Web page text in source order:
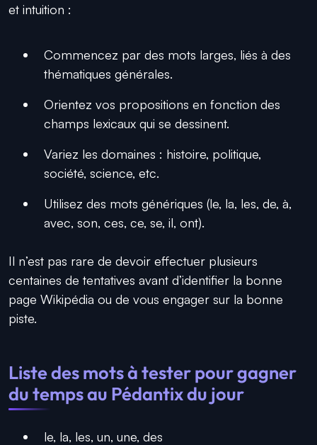
et intuition :
Commencez par des mots larges, liés à des
thématiques générales.
Orientez vos propositions en fonction des
champs lexicaux qui se dessinent.
Variez les domaines : histoire, politique,
société, science, etc.
Utilisez des mots génériques (le, la, les, de, à,
avec, son, ces, ce, se, il, ont).
Il n’est pas rare de devoir effectuer plusieurs
centaines de tentatives avant d’identifier la bonne
page Wikipédia ou de vous engager sur la bonne
piste.
Liste des mots à tester pour gagner
du temps au Pédantix du jour
le, la, les, un, une, des